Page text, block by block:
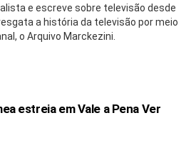
e escreve sobre televisão desde
a história da televisão por meio
o Arquivo Marckezini.
estreia em Vale a Pena Ver